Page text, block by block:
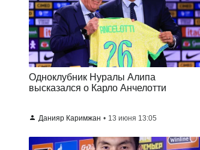
Одноклубник Нуралы Алипа
высказался о Карло Анчелотти
Данияр Каримжан 13 июня 13:05